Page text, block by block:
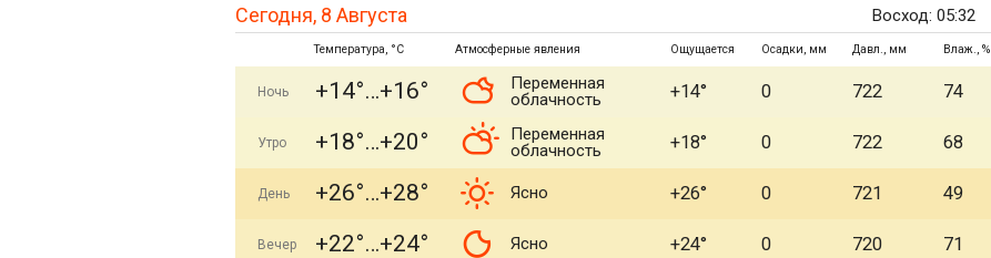
Сегодня, 8 Августа Восход: 05:32
Температура, °C Атмосферные явления Ощущается Осадки, мм Давл., мм Влаж., %
Ночь +14° +16°
Переменная
облачность
+14° 0 722 74
Утро +18° +20°
Переменная
облачность
+18° 0 722 68
День +26° +28° Ясно +26° 0 721 49
Вечер +22° +24° Ясно +24° 0 720 71